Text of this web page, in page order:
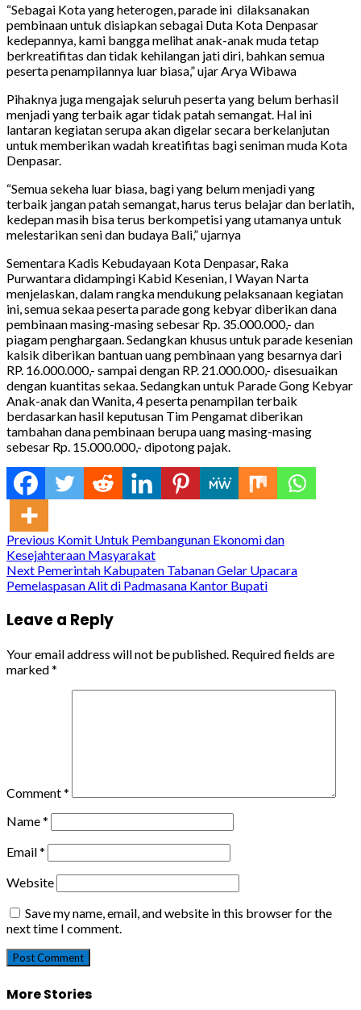
“Sebagai Kota yang heterogen, parade ini dilaksanakan
pembinaan untuk disiapkan sebagai Duta Kota Denpasar
kedepannya, kami bangga melihat anak-anak muda tetap
berkreatifitas dan tidak kehilangan jati diri, bahkan semua
peserta penampilannya luar biasa,” ujar Arya Wibawa
Pihaknya juga mengajak seluruh peserta yang belum berhasil
menjadi yang terbaik agar tidak patah semangat. Hal ini
lantaran kegiatan serupa akan digelar secara berkelanjutan
untuk memberikan wadah kreatifitas bagi seniman muda Kota
Denpasar.
“Semua sekeha luar biasa, bagi yang belum menjadi yang
terbaik jangan patah semangat, harus terus belajar dan berlatih,
kedepan masih bisa terus berkompetisi yang utamanya untuk
melestarikan seni dan budaya Bali,” ujarnya
Sementara Kadis Kebudayaan Kota Denpasar, Raka
Purwantara didampingi Kabid Kesenian, I Wayan Narta
menjelaskan, dalam rangka mendukung pelaksanaan kegiatan
ini, semua sekaa peserta parade gong kebyar diberikan dana
pembinaan masing-masing sebesar Rp. 35.000.000,- dan
piagam penghargaan. Sedangkan khusus untuk parade kesenian
kalsik diberikan bantuan uang pembinaan yang besarnya dari
RP. 16.000.000,- sampai dengan RP. 21.000.000,- disesuaikan
dengan kuantitas sekaa. Sedangkan untuk Parade Gong Kebyar
Anak-anak dan Wanita, 4 peserta penampilan terbaik
berdasarkan hasil keputusan Tim Pengamat diberikan
tambahan dana pembinaan berupa uang masing-masing
sebesar Rp. 15.000.000,- dipotong pajak.
Continue
Reading
Previous Komit Untuk Pembangunan Ekonomi dan
Kesejahteraan Masyarakat
Next Pemerintah Kabupaten Tabanan Gelar Upacara
Pemelaspasan Alit di Padmasana Kantor Bupati
Leave a Reply
Your email address will not be published. Required fields are
marked*
Comment*
Name*
Email*
Website
Save my name, email, and website in this browser for the
next time I comment.
More Stories